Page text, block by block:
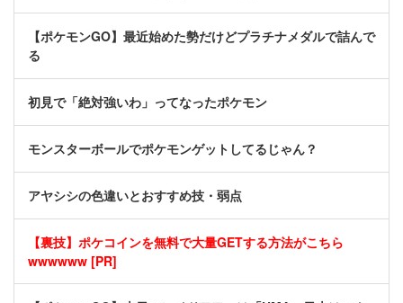
【ポケモンGO】最近始めた勢だけどプラチナメダルで詰んで
る
初見で「絶対強いわ」ってなったポケモン
モンスターボールでポケモンゲットしてるじゃん？
アヤシシの色違いとおすすめ技・弱点
【裏技】ポケコインを無料で大量GETする方法がこちら
wwwwww [PR]